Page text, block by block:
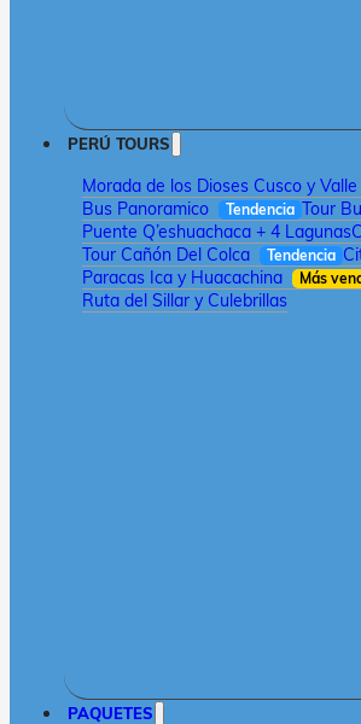
PERÚ TOURS
Morada de los Dioses Cusco y
Bus Panoramico Tendencia Tour
Puente Q’eshuachaca + 4 Lagunas
Tour Cañón Del Colca
Tendencia
Paracas Ica y Huacachina Más
Ruta del Sillar y Culebrillas
PAQUETES